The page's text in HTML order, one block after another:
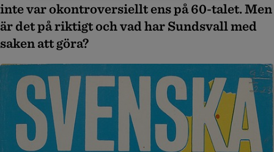
inte var okontroversiellt ens på 60-talet. Men
är det på riktigt och vad har Sundsvall med
saken att göra?